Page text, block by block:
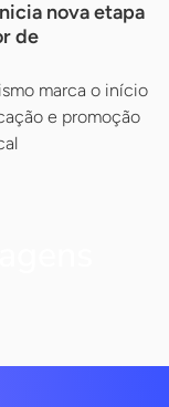
nova etapa
de
marca o início
e promoção